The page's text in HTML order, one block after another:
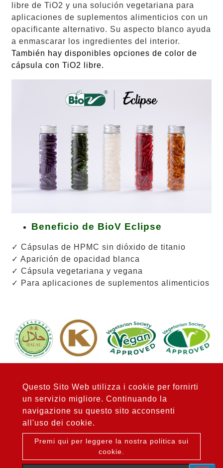
libre de TiO2 y una solución vegetariana para
aplicaciones de suplementos alimenticios con un
opacificante alternativo. Su aspecto blanco ayuda
a enmascarar los ingredientes del interior.
También hay disponibles opciones de color de
cápsula con TiO2 libre.
Beneficio de BioV Eclipse
✓ Cápsulas de HPMC sin dióxido de titanio
✓ Aparición de opacidad blanca
✓ Cápsula vegetariana y vegana
✓ Para aplicaciones de suplementos alimenticios
Questo Sito Web utilizza i cookie per fornirti
un servizio migliore. Continuando la
navigazione su questo sito acconsenti
all'uso dei cookie.
Premi qui per leggere la nostra politica sui
cookie.